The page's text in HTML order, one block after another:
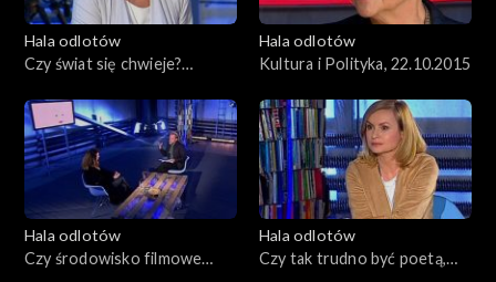
Hala odlotów
Czy świat się chwieje?
Hala odlotów
Kultura i Polityka, 22.10.2015
Hala odlotów
Czy środowisko filmowe
Hala odlotów
Czy tak trudno być poetą,